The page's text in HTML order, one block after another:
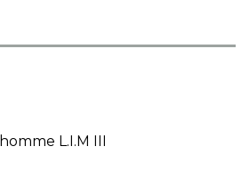
L.I.M III